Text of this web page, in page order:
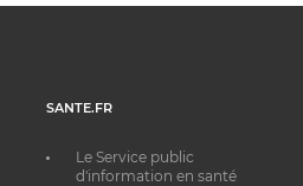
SANTE.FR
Le Service public
d'information en santé